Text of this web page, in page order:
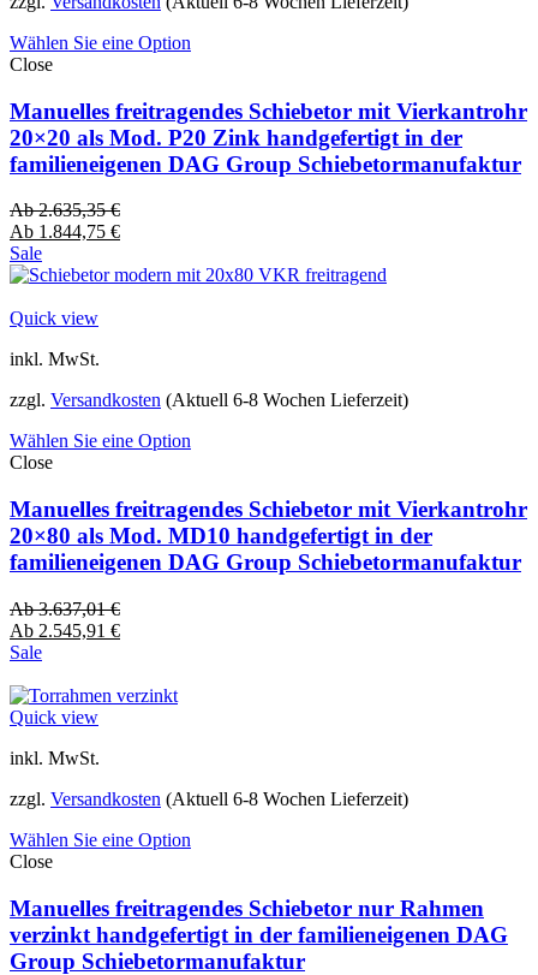
Wählen Sie eine Option
Close
Manuelles freitragendes Schiebetor mit Vierkantrohr
20×20 als Mod. P20 Zink handgefertigt in der
familieneigenen DAG Group Schiebetormanufaktur
Ab2.635,35€
Ab 1.844,75 €
Sale
Quick view
inkl. MwSt.
zzgl. Versandkosten (Aktuell 6-8 Wochen Lieferzeit)
Wählen Sie eine Option
Close
Manuelles freitragendes Schiebetor mit Vierkantrohr
20×80 als Mod. MD10 handgefertigt in der
familieneigenen DAG Group Schiebetormanufaktur
Ab3.637,01€
Ab 2.545,91 €
Sale
Quick view
inkl. MwSt.
zzgl. Versandkosten (Aktuell 6-8 Wochen Lieferzeit)
Wählen Sie eine Option
Close
Manuelles freitragendes Schiebetor nur Rahmen
verzinkt handgefertigt in der familieneigenen DAG
Group Schiebetormanufaktur